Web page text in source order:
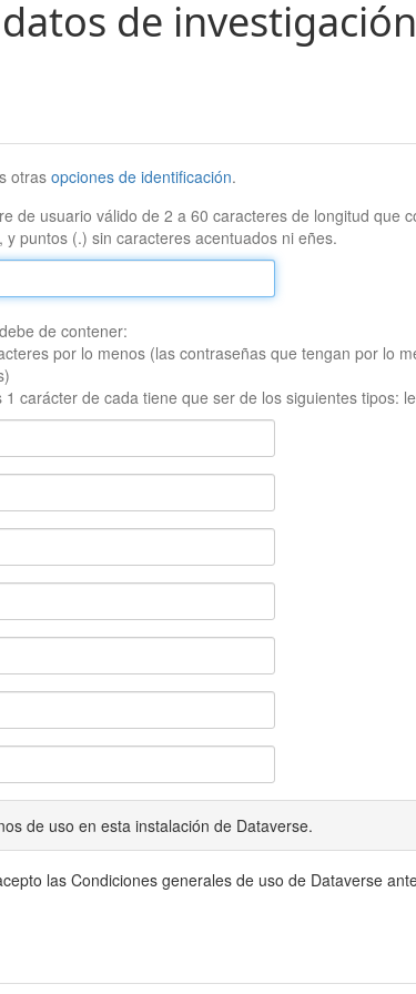
de
otrasopciones de identificación.
de usuario válido de 2 a 60 caracteres de longitud que
y puntos (.) sin caracteres acentuados ni eñes.
de contener:
por lo menos (las contraseñas que tengan por lo
1 carácter de cada tiene que ser de los siguientes tipos:
de uso en esta instalación de Dataverse.
las Condiciones generales de uso de Dataverse